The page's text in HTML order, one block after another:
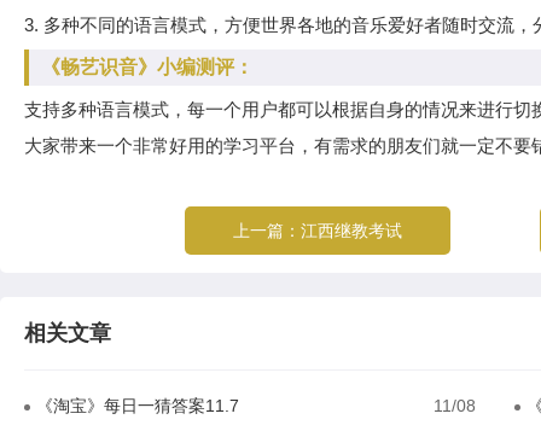
3. 多种不同的语言模式，方便世界各地的音乐爱好者随时交流
《畅艺识音》小编测评：
支持多种语言模式，每一个用户都可以根据自身的情况来进行
大家带来一个非常好用的学习平台，有需求的朋友们就一定不要
上一篇： 江西继教考试
相关文章
《淘宝》每日一猜答案11.7 11/08